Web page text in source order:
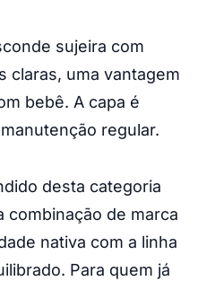
sujeira com
claras, uma vantagem
bebê. A capa é
regular.
desta categoria
combinação de marca
nativa com a linha
Para quem já